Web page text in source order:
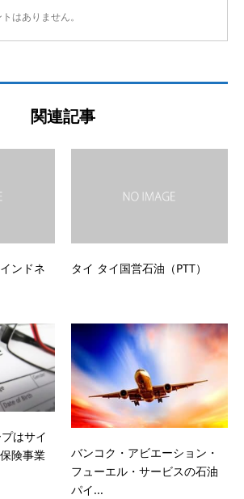
はありません。
関連記事
ンドネ
タイ タイ国営石油（PTT）
はサイ
険事業
バンコク・アビエーション・
フューエル・サービスの石油
パイ...